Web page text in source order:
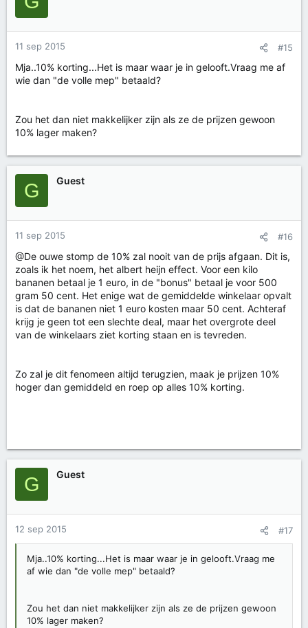
11 sep 2015 #15
Mja..10% korting...Het is maar waar je in gelooft.Vraag me af
wie dan "de volle mep" betaald?
Zou het dan niet makkelijker zijn als ze de prijzen gewoon
10% lager maken?
G Guest
11 sep 2015 #16
@De ouwe stomp de 10% zal nooit van de prijs afgaan. Dit is,
zoals ik het noem, het albert heijn effect. Voor een kilo
bananen betaal je 1 euro, in de "bonus" betaal je voor 500
gram 50 cent. Het enige wat de gemiddelde winkelaar opvalt
is dat de bananen niet 1 euro kosten maar 50 cent. Achteraf
krijg je geen tot een slechte deal, maar het overgrote deel
van de winkelaars ziet korting staan en is tevreden.
Zo zal je dit fenomeen altijd terugzien, maak je prijzen 10%
hoger dan gemiddeld en roep op alles 10% korting.
G Guest
12 sep 2015 #17
Mja..10% korting...Het is maar waar je in gelooft.Vraag me
af wie dan "de volle mep" betaald?
Zou het dan niet makkelijker zijn als ze de prijzen gewoon
10% lager maken?